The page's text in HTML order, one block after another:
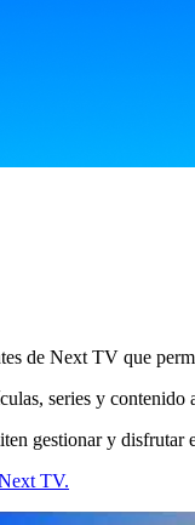
de Next TV que
series y
gestionar y
TV.